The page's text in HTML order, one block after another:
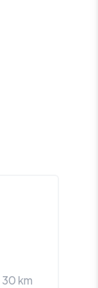
30km